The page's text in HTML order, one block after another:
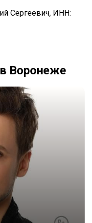
Сергеевич, ИНН:
Воронеже